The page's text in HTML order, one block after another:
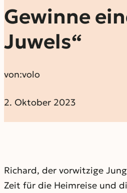
Gewinne
Juwels“
von:volo
2. Oktober 2023
Richard, der vorwitzige
Zeit für die Heimreise und